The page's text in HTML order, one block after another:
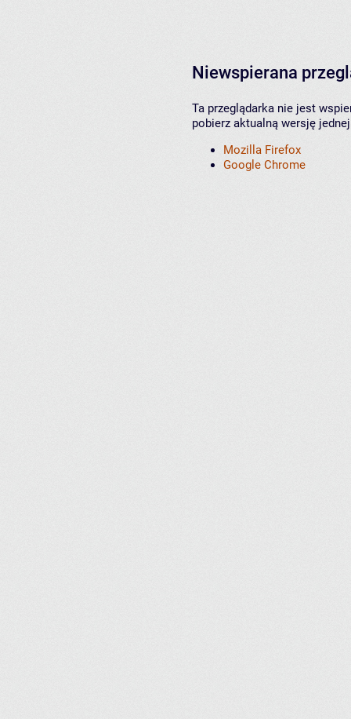
Niewspierana
Ta przeglądarka nie jest
pobierz aktualną wersję
Mozilla Firefox
Google Chrome